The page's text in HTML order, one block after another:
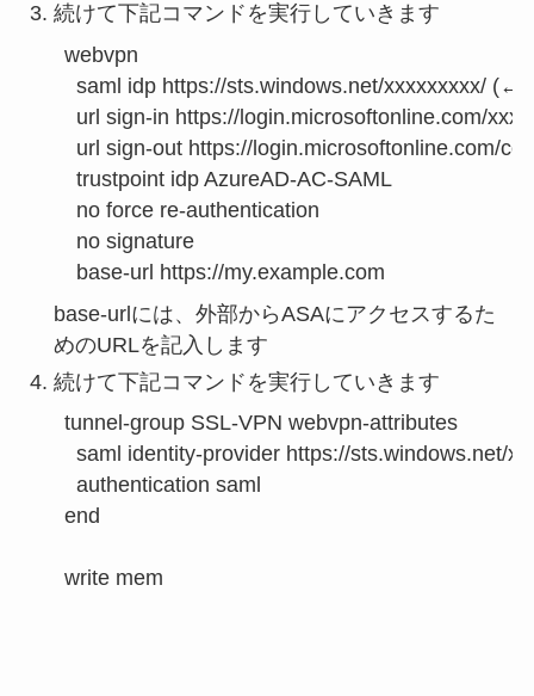
続けて下記コマンドを実行していきます
webvpn
saml idp https://sts.windows.net/
url sign-in https://
url sign-out https://
  trustpoint idp AzureAD-AC-SAML
  no force re-authentication
  no signature
  base-url https://my.example.com
base-urlには、外部からASAにアクセスするた
めのURLを記入します
続けて下記コマンドを実行していきます
tunnel-group SSL-VPN webvpn-attributes
saml identity-provider https://
  authentication saml
end
write mem